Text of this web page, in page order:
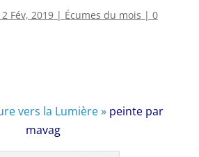
2 Fév, 2019| Écumes du mois | 0
vers la Lumière »peinte par
mavag